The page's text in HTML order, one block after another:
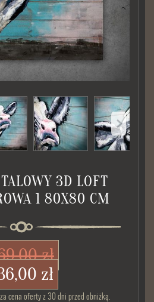
3D LOFT
1 80X80 CM
zł
zł
cena oferty z 30 dni przed obniżką.